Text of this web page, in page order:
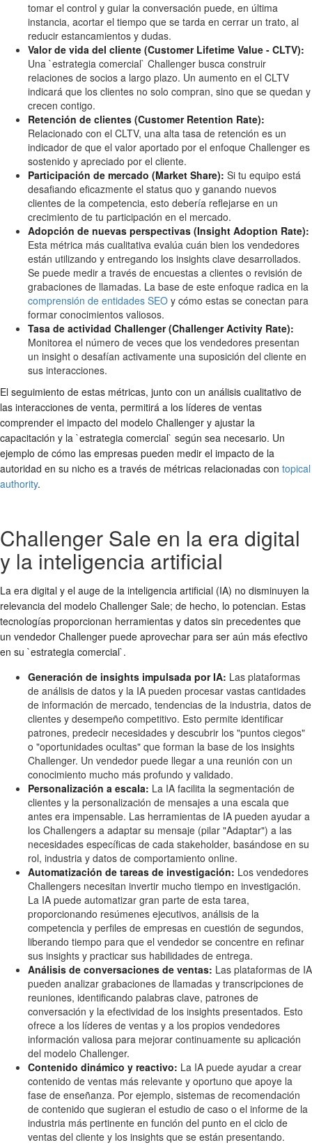
tomar el control y guiar la conversación puede, en última
instancia, acortar el tiempo que se tarda en cerrar un trato, al
reducir estancamientos y dudas.
Valor de vida del cliente (Customer Lifetime Value - CLTV):
Una `estrategia comercial` Challenger busca construir
relaciones de socios a largo plazo. Un aumento en el CLTV
indicará que los clientes no solo compran, sino que se quedan y
crecen contigo.
Retención de clientes (Customer Retention Rate):
Relacionado con el CLTV, una alta tasa de retención es un
indicador de que el valor aportado por el enfoque Challenger es
sostenido y apreciado por el cliente.
Participación de mercado (Market Share): Si tu equipo está
desafiando eficazmente el status quo y ganando nuevos
clientes de la competencia, esto debería reflejarse en un
crecimiento de tu participación en el mercado.
Adopción de nuevas perspectivas (Insight Adoption Rate):
Esta métrica más cualitativa evalúa cuán bien los vendedores
están utilizando y entregando los insights clave desarrollados.
Se puede medir a través de encuestas a clientes o revisión de
grabaciones de llamadas. La base de este enfoque radica en la
comprensión de entidades SEO y cómo estas se conectan para
formar conocimientos valiosos.
Tasa de actividad Challenger (Challenger Activity Rate):
Monitorea el número de veces que los vendedores presentan
un insight o desafían activamente una suposición del cliente en
sus interacciones.
El seguimiento de estas métricas, junto con un análisis cualitativo de
las interacciones de venta, permitirá a los líderes de ventas
comprender el impacto del modelo Challenger y ajustar la
capacitación y la `estrategia comercial` según sea necesario. Un
ejemplo de cómo las empresas pueden medir el impacto de la
autoridad en su nicho es a través de métricas relacionadas con topical
authority.
Challenger Sale en la era digital
y la inteligencia artificial
La era digital y el auge de la inteligencia artificial (IA) no disminuyen la
relevancia del modelo Challenger Sale; de hecho, lo potencian. Estas
tecnologías proporcionan herramientas y datos sin precedentes que
un vendedor Challenger puede aprovechar para ser aún más efectivo
en su `estrategia comercial`.
Generación de insights impulsada por IA: Las plataformas
de análisis de datos y la IA pueden procesar vastas cantidades
de información de mercado, tendencias de la industria, datos de
clientes y desempeño competitivo. Esto permite identificar
patrones, predecir necesidades y descubrir los "puntos ciegos"
o "oportunidades ocultas" que forman la base de los insights
Challenger. Un vendedor puede llegar a una reunión con un
conocimiento mucho más profundo y validado.
Personalización a escala: La IA facilita la segmentación de
clientes y la personalización de mensajes a una escala que
antes era impensable. Las herramientas de IA pueden ayudar a
los Challengers a adaptar su mensaje (pilar "Adaptar") a las
necesidades específicas de cada stakeholder, basándose en su
rol, industria y datos de comportamiento online.
Automatización de tareas de investigación: Los vendedores
Challengers necesitan invertir mucho tiempo en investigación.
La IA puede automatizar gran parte de esta tarea,
proporcionando resúmenes ejecutivos, análisis de la
competencia y perfiles de empresas en cuestión de segundos,
liberando tiempo para que el vendedor se concentre en refinar
sus insights y practicar sus habilidades de entrega.
Análisis de conversaciones de ventas: Las plataformas de IA
pueden analizar grabaciones de llamadas y transcripciones de
reuniones, identificando palabras clave, patrones de
conversación y la efectividad de los insights presentados. Esto
ofrece a los líderes de ventas y a los propios vendedores
información valiosa para mejorar continuamente su aplicación
del modelo Challenger.
Contenido dinámico y reactivo: La IA puede ayudar a crear
contenido de ventas más relevante y oportuno que apoye la
fase de enseñanza. Por ejemplo, sistemas de recomendación
de contenido que sugieran el estudio de caso o el informe de la
industria más pertinente en función del punto en el ciclo de
ventas del cliente y los insights que se están presentando.